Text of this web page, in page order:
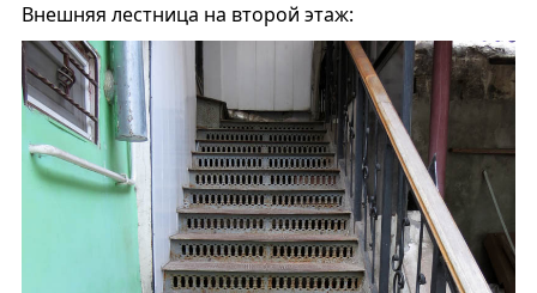
Внешняя лестница на второй этаж: